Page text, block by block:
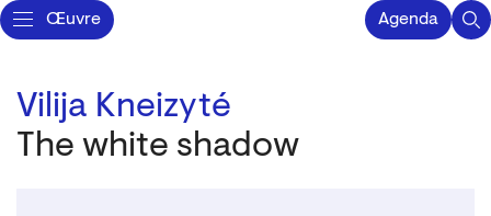
Œuvre Agenda
Vilija Kneizyté
The white shadow